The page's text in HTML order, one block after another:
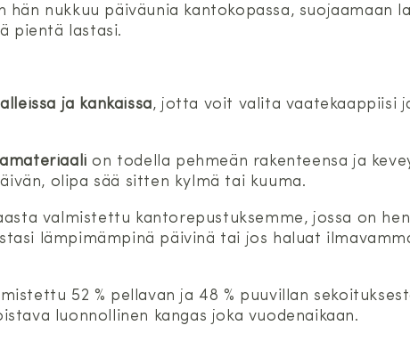
nukkuu päiväunia kantokopassa, suojaamaan
pientä lastasi.
ja kankaissa, jotta voit valita vaatekaappiisi
on todella pehmeän rakenteensa ja
olipa sää sitten kylmä tai kuuma.
valmistettu kantorepustuksemme, jossa on
lämpimämpinä päivinä tai jos haluat
52 % pellavan ja 48 % puuvillan
luonnollinen kangas joka vuodenaikaan.